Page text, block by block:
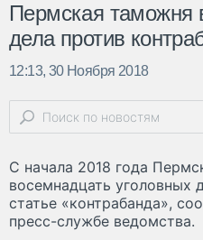
Пермская таможня
дела против
12:13, 30 Ноября 2018
С начала 2018 года
восемнадцать
статье «контрабанда»,
пресс-службе ведомства.